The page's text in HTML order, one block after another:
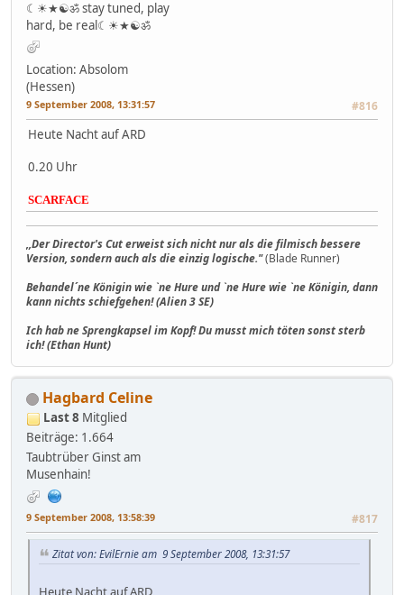
☾☀★☯ॐ stay tuned, play
hard, be real☾☀★☯ॐ
Location: Absolom
(Hessen)
9 September 2008, 13:31:57 #816
Heute Nacht auf ARD
0.20 Uhr
SCARFACE
,,Der Director's Cut erweist sich nicht nur als die filmisch bessere
Version, sondern auch als die einzig logische."(Blade Runner)
Behandel´ne Königin wie `ne Hure und `ne Hure wie `ne Königin, dann
kann nichts schiefgehen! (Alien 3 SE)
Ich hab ne Sprengkapsel im Kopf! Du musst mich töten sonst sterb
ich! (Ethan Hunt)
Hagbard Celine
Last 8 Mitglied
Beiträge: 1.664
Taubtrüber Ginst am
Musenhain!
9 September 2008, 13:58:39 #817
Zitat von: EvilErnie am 9 September 2008, 13:31:57
Heute Nacht auf ARD